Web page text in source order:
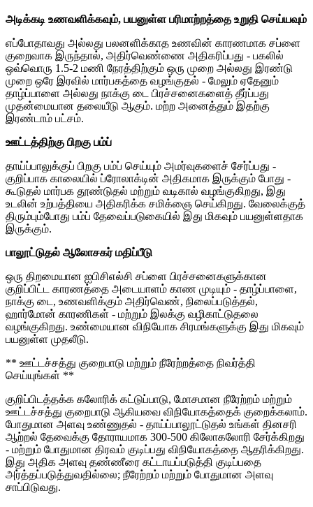
அடிக்கடி உணவளிக்கவும், பயனுள்ள பரிமாற்றத்தை உறுதி செய்யவும்
எப்போதாவது அல்லது பலனளிக்காத உணவின் காரணமாக சப்ளை
குறைவாக இருந்தால், அதிர்வெண்ணை அதிகரிப்பது - பகலில்
ஒவ்வொரு 1.5-2 மணி நேரத்திற்கும் ஒரு முறை அல்லது இரண்டு
முறை ஒரே இரவில் மார்பகத்தை வழங்குதல் - மேலும் ஏதேனும்
தாழ்ப்பாளை அல்லது நாக்கு டை பிரச்சனைகளைத் தீர்ப்பது
முதன்மையான தலையீடு ஆகும். மற்ற அனைத்தும் இதற்கு
இரண்டாம் பட்சம்.
ஊட்டத்திற்கு பிறகு பம்ப்
தாய்ப்பாலுக்குப் பிறகு பம்ப் செய்யும் அமர்வுகளைச் சேர்ப்பது -
குறிப்பாக காலையில் ப்ரோலாக்டின் அதிகமாக இருக்கும் போது -
கூடுதல் மார்பக தூண்டுதல் மற்றும் வடிகால் வழங்குகிறது, இது
உடலின் உற்பத்தியை அதிகரிக்க சமிக்ஞை செய்கிறது. வேலைக்குத்
திரும்பும்போது பம்ப் தேவைப்படுகையில் இது மிகவும் பயனுள்ளதாக
இருக்கும்.
பாலூட்டுதல் ஆலோசகர் மதிப்பீடு
ஒரு திறமையான ஐபிசிஎல்சி சப்ளை பிரச்சனைகளுக்கான
குறிப்பிட்ட காரணத்தை அடையாளம் காண முடியும் - தாழ்ப்பாளை,
நாக்கு டை, உணவளிக்கும் அதிர்வெண், நிலைப்படுத்தல்,
ஹார்மோன் காரணிகள் - மற்றும் இலக்கு வழிகாட்டுதலை
வழங்குகிறது. உண்மையான விநியோக சிரமங்களுக்கு இது மிகவும்
பயனுள்ள முதலீடு.
** ஊட்டச்சத்து குறைபாடு மற்றும் நீரேற்றத்தை நிவர்த்தி
செய்யுங்கள் **
குறிப்பிடத்தக்க கலோரிக் கட்டுப்பாடு, மோசமான நீரேற்றம் மற்றும்
ஊட்டச்சத்து குறைபாடு ஆகியவை விநியோகத்தைக் குறைக்கலாம்.
போதுமான அளவு உண்ணுதல் - தாய்ப்பாலூட்டுதல் உங்கள் தினசரி
ஆற்றல் தேவைக்கு தோராயமாக 300-500 கிலோகலோரி சேர்க்கிறது
- மற்றும் போதுமான திரவம் குடிப்பது விநியோகத்தை ஆதரிக்கிறது.
இது அதிக அளவு தண்ணீரை கட்டாயப்படுத்தி குடிப்பதை
அர்த்தப்படுத்துவதில்லை; நீரேற்றம் மற்றும் போதுமான அளவு
சாப்பிடுவது.